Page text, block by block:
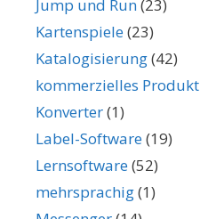
Jump und Run(23)
Kartenspiele(23)
Katalogisierung(42)
kommerzielles Produkt
Konverter(1)
Label-Software(19)
Lernsoftware(52)
mehrsprachig(1)